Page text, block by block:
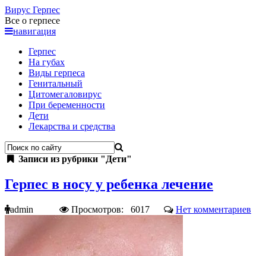
Вирус Герпес
Все о герпесе
навигация
Герпес
На губах
Виды герпеса
Генитальный
Цитомегаловирус
При беременности
Дети
Лекарства и средства
Записи из рубрики "Дети"
Герпес в носу у ребенка лечение
admin Просмотров: 6017 Нет комментариев